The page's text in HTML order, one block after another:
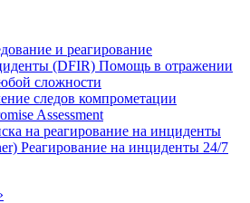
и реагирование
(DFIR) Помощь в отражении
сложности
следов компрометации
Assessment
на реагирование на инциденты
Реагирование на инциденты 24/7